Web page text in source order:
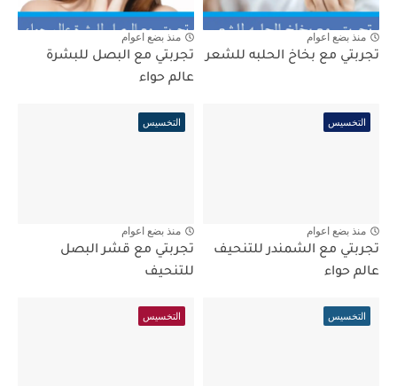
منذ بضع اعوام
تجربتي مع بخاخ الحلبه للشعر
منذ بضع اعوام
تجربتي مع البصل للبشرة
عالم حواء
التخسيس
منذ بضع اعوام
تجربتي مع الشمندر للتنحيف
عالم حواء
التخسيس
منذ بضع اعوام
تجربتي مع قشر البصل
للتنحيف
التخسيس التخسيس